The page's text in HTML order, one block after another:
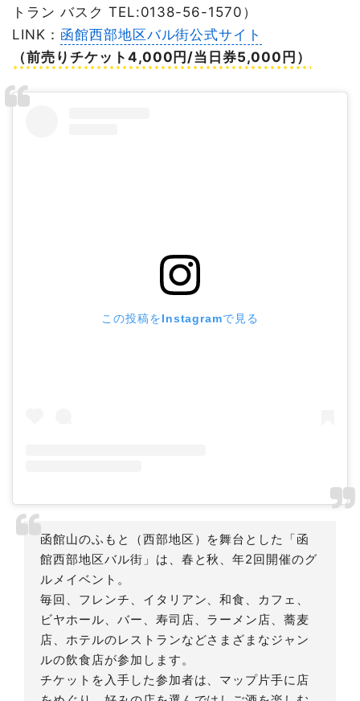
トラン バスク TEL:0138-56-1570）
LINK： 函館西部地区バル街公式サイト
（前売りチケット4,000円/当日券5,000円）
この投稿をInstagramで見る
函館山のふもと（西部地区）を舞台とした「函
館西部地区バル街」は、春と秋、年2回開催のグ
ルメイベント。
毎回、フレンチ、イタリアン、和食、カフェ、
ビヤホール、バー、寿司店、ラーメン店、蕎麦
店、ホテルのレストランなどさまざまなジャン
ルの飲食店が参加します。
チケットを入手した参加者は、マップ片手に店